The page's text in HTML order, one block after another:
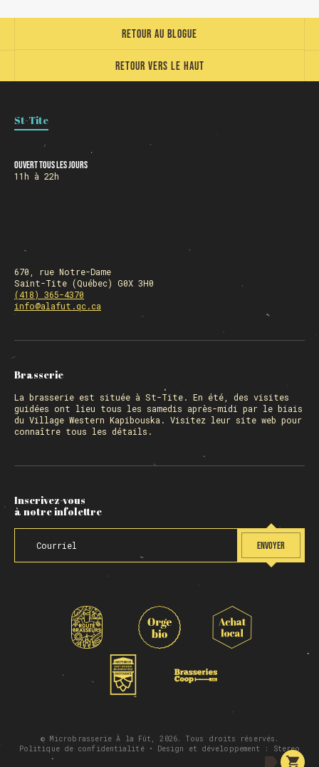
Retour vers le haut
Retour au blogue
St-Tite
Ouvert tous les jours
11h à 22h
670, rue Notre-Dame
Saint-Tite (Québec) G0X 3H0
(418) 365-4370
info@alafut.qc.ca
Brasserie
La brasserie est située à St-Tite. En été, des visites
guidées ont lieu tous les samedis après-midi par le biais
du Village Western Kapibouska. Visitez leur site web pour
connaître tous les détails.
Inscrivez-vous
à notre infolettre
ENVOYER
© Microbrasserie À la Fût, 2026. Tous droits réservés.
Politique de confidentialité• Design et développement : Stereo
FERMÉ 31 déc. et 01 janvier